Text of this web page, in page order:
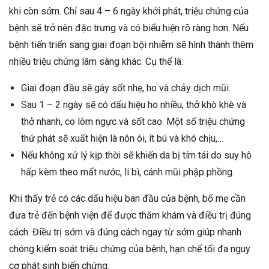
khi còn sớm. Chỉ sau 4 – 6 ngày khởi phát, triệu chứng của
bệnh sẽ trở nên đặc trưng và có biểu hiện rõ ràng hơn. Nếu
bệnh tiến triển sang giai đoạn bội nhiễm sẽ hình thành thêm
nhiều triệu chứng lâm sàng khác. Cụ thể là:
Giai đoạn đầu sẽ gây sốt nhẹ, ho và chảy dịch mũi.
Sau 1 – 2 ngày sẽ có dấu hiệu ho nhiều, thở khò khè và
thở nhanh, co lõm ngực và sốt cao. Một số triệu chứng
thứ phát sẽ xuất hiện là nôn ói, ít bú và khó chịu,…
Nếu không xử lý kịp thời sẽ khiến da bị tím tái do suy hô
hấp kèm theo mất nước, li bì, cánh mũi phập phồng.
Khi thấy trẻ có các dấu hiệu ban đầu của bệnh, bố mẹ cần
đưa trẻ đến bệnh viện để được thăm khám và điều trị đúng
cách. Điều trị sớm và đúng cách ngay từ sớm giúp nhanh
chóng kiểm soát triệu chứng của bệnh, hạn chế tối đa nguy
cơ phát sinh biến chứng.